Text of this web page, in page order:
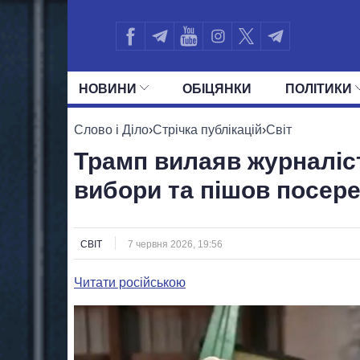
НОВИНИ ОБIЦЯНКИ ПОЛIТИКИ
УСІ ПОЛІТИКИ ПРЕЗИДЕНТ І ОФІС
Слово і Діло›Стрічка публікацій›Світ
Трамп вилаяв
вибори та пішов
СВІТ 7 червня 2026, 19:56
Читати російською